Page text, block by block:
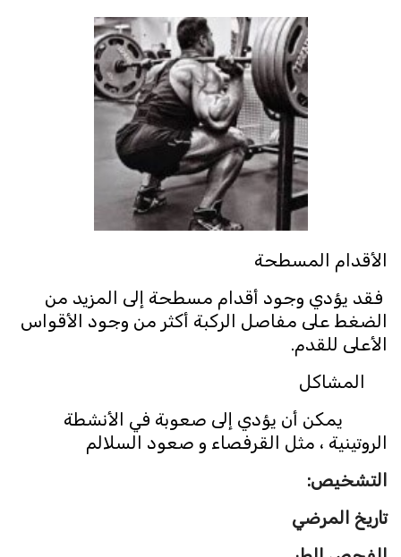
الأقدام المسطحة
فقد يؤدي وجود أقدام مسطحة إلى المزيد من
الضغط على مفاصل الركبة أكثر من وجود الأقواس
الأعلى للقدم.
المشاكل
يمكن أن يؤدي إلى صعوبة في الأنشطة
الروتينية ، مثل القرفصاء و صعود السلالم
التشخيص:
تاريخ المرضي